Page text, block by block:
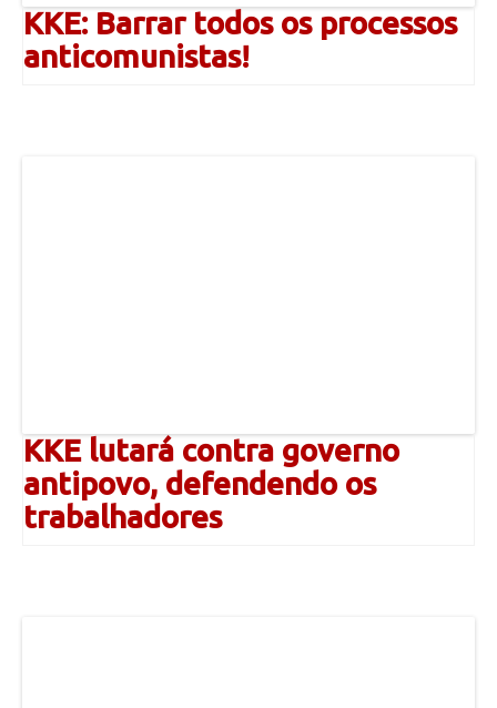
KKE: Barrar todos os processos
anticomunistas!
KKE lutará contra governo
antipovo, defendendo os
trabalhadores